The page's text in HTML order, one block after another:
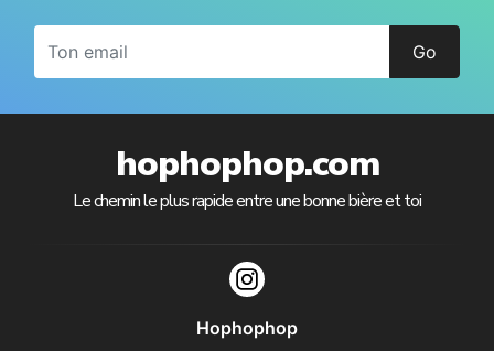
Go
hophophop.com
Le chemin le plus rapide entre une bonne bière et toi
Hophophop